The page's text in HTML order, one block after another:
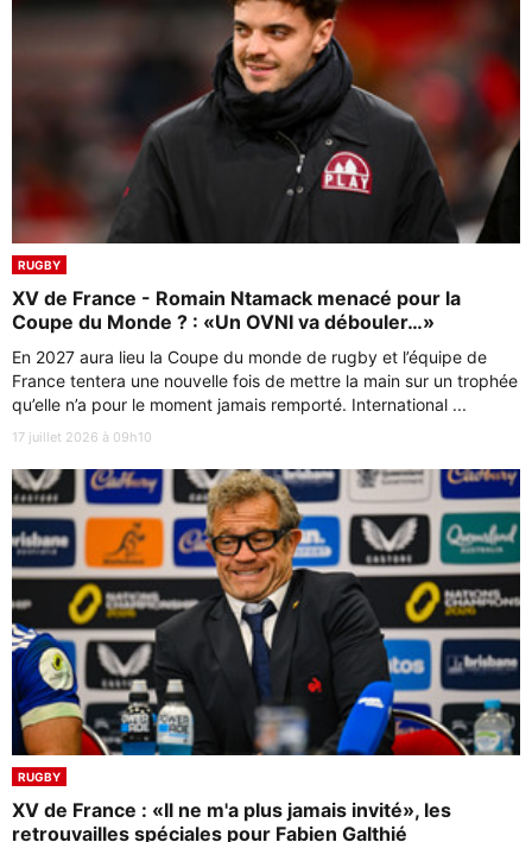
RUGBY
XV de France - Romain Ntamack menacé pour la
Coupe du Monde ? : «Un OVNI va débouler…»
En 2027 aura lieu la Coupe du monde de rugby et l’équipe de
France tentera une nouvelle fois de mettre la main sur un trophée
qu’elle n’a pour le moment jamais remporté. International ...
17 juillet 2026 à 09h10
RUGBY
XV de France : «Il ne m'a plus jamais invité», les
retrouvailles spéciales pour Fabien Galthié